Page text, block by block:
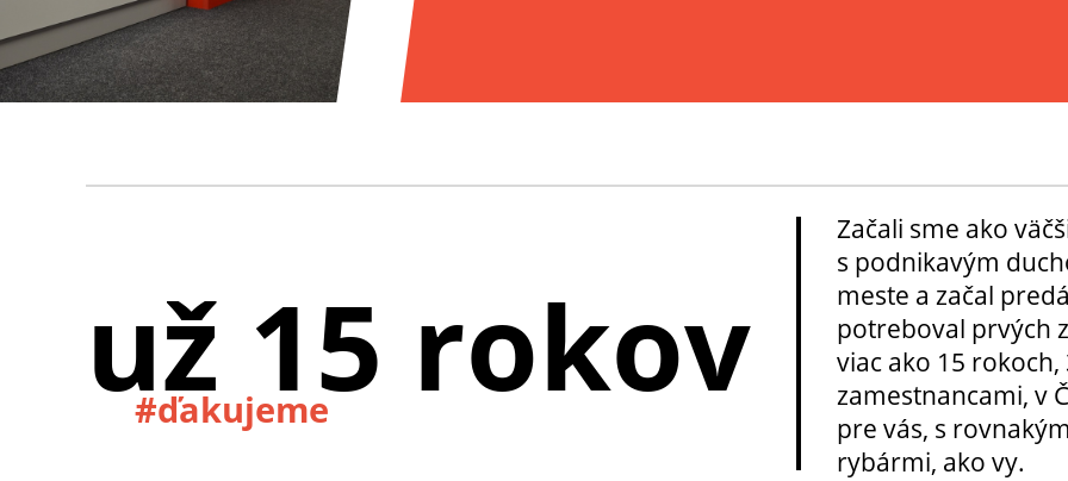
už 15 rokov
#ďakujeme
Začali sme ako
s podnikavým
meste a začal
potreboval prvých
viac ako 15 rokoch,
zamestnancami, v
pre vás, s
rybármi, ako vy.